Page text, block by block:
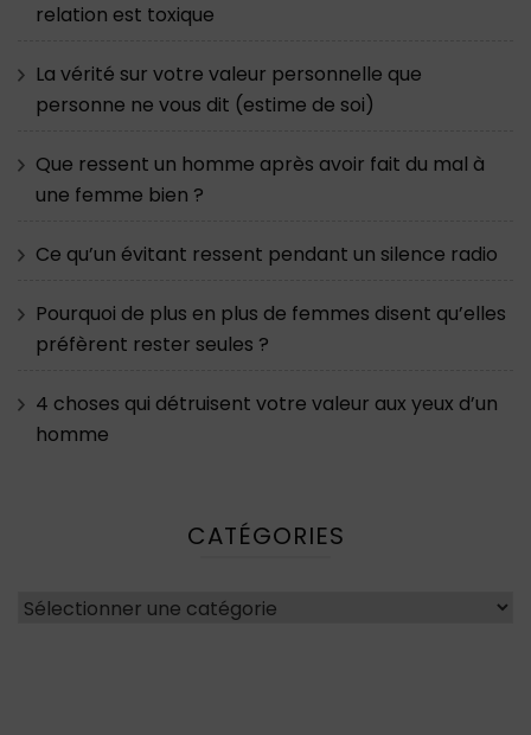
relation est toxique
La vérité sur votre valeur personnelle que
personne ne vous dit (estime de soi)
Que ressent un homme après avoir fait du mal à
une femme bien ?
Ce qu’un évitant ressent pendant un silence radio
Pourquoi de plus en plus de femmes disent qu’elles
préfèrent rester seules ?
4 choses qui détruisent votre valeur aux yeux d’un
homme
CATÉGORIES
Catégories